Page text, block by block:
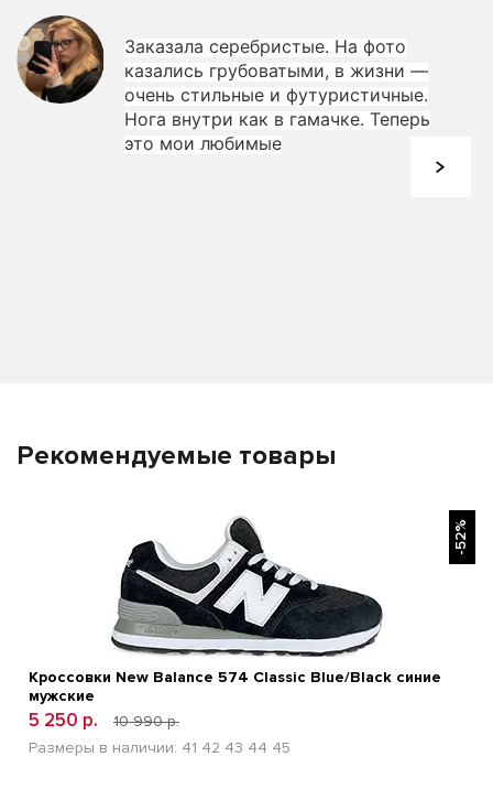
Заказала серебристые. На фото
казались грубоватыми, в жизни —
очень стильные и футуристичные.
Нога внутри как в гамачке. Теперь
это мои любимые
Рекомендуемые товары
-52%
Кроссовки New Balance 574 Classic Blue/Black синие
мужские
5 250 р.
10 990 р.
Размеры в наличии: 41 42 43 44 45